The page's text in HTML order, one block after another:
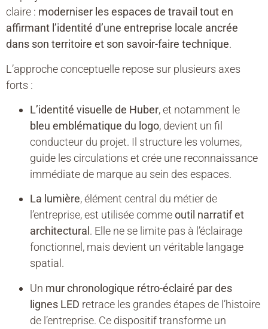
claire : moderniser les espaces de travail tout en
affirmant l’identité d’une entreprise locale ancrée
dans son territoire et son savoir-faire technique.
L’approche conceptuelle repose sur plusieurs axes
forts :
L’identité visuelle de Huber, et notamment le
bleu emblématique du logo, devient un fil
conducteur du projet. Il structure les volumes,
guide les circulations et crée une reconnaissance
immédiate de marque au sein des espaces.
La lumière, élément central du métier de
l’entreprise, est utilisée commeoutil narratif et
architectural . Elle ne se limite pas à l’éclairage
fonctionnel, mais devient un véritable langage
spatial.
Un mur chronologique rétro-éclairé par des
lignes LED retrace les grandes étapes de l’histoire
de l’entreprise. Ce dispositif transforme un